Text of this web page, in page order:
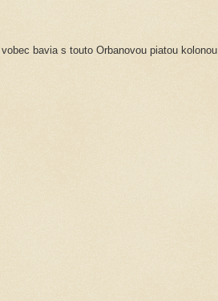
bavia s touto Orbanovou piatou kolonou.